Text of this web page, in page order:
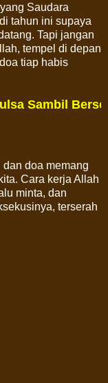
Saudara
tahun ini supaya
Tapi jangan
tempel di depan
tiap habis
Sambil
doa memang
Cara kerja Allah
minta, dan
terserah